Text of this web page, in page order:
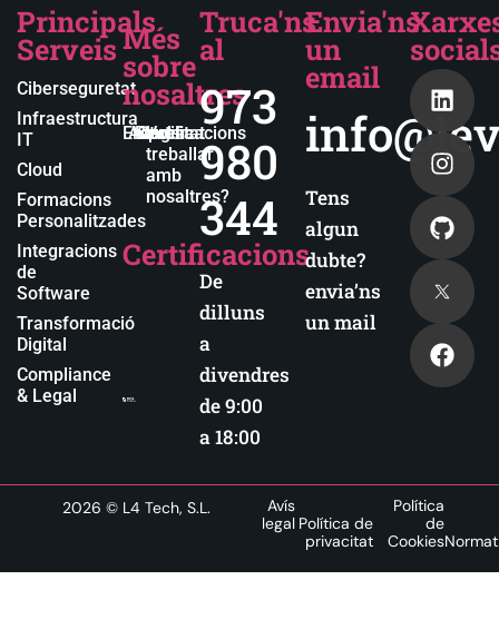
Principals
Serveis
Ciberseguretat
Infraestructura
IT
Cloud
Formacions
Personalitzades
Integracions
de
Software
Transformació
Digital
Compliance
& Legal
Més
sobre
nosaltres
Empresa
Actualitat
Blog
Certificacions
Vols
treballar
amb
nosaltres?
Certificacions
Truca'ns
al
973
980
344
De
dilluns
a
divendres
de 9:00
a 18:00
Envia'ns
un
email
Tens
algun
dubte?
envia’ns
un mail
2026 © L4 Tech, S.L.
Avís
legal Política de
privacitat
Política
de
Cookies